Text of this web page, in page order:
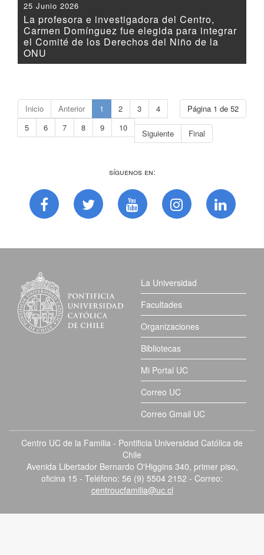
25 Junio 2026
La profesora e investigadora del Centro,
Carmen Domínguez fue elegida para integrar
el Comité de los Derechos del Niño de la
ONU
Página 1 de 52
Inicio Anterior 1 2 3
4
5
6 7 8 9 10
Siguiente Final
Síguenos en:
La Universidad
Facultades
Organizaciones
Bibliotecas
Mi Portal UC
Correo UC
Correo Gmail UC
Centro UC de la Familia - Pontificia Universidad Católica de
Chile
Avenida Libertador Bernardo O'Higgins 340, primer piso,
oficina 15 - Teléfono: 56 (9) 5504 2152 - Correo:
centroucfamilia@uc.cl